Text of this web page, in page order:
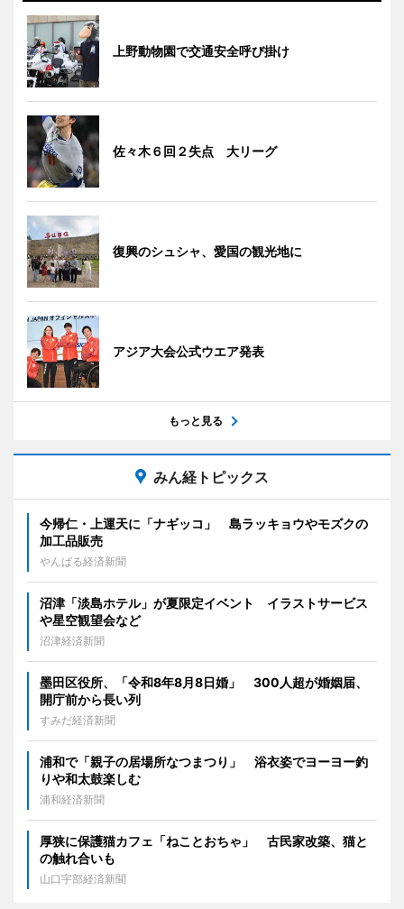
上野動物園で交通安全呼び掛け
佐々木６回２失点 大リーグ
復興のシュシャ、愛国の観光地に
アジア大会公式ウエア発表
もっと見る
みん経トピックス
今帰仁・上運天に「ナギッコ」 島ラッキョウやモズクの
加工品販売
やんばる経済新聞
沼津「淡島ホテル」が夏限定イベント イラストサービス
や星空観望会など
沼津経済新聞
墨田区役所、「令和8年8月8日婚」 300人超が婚姻届、
開庁前から長い列
すみだ経済新聞
浦和で「親子の居場所なつまつり」 浴衣姿でヨーヨー釣
りや和太鼓楽しむ
浦和経済新聞
厚狭に保護猫カフェ「ねことおちゃ」 古民家改築、猫と
の触れ合いも
山口宇部経済新聞